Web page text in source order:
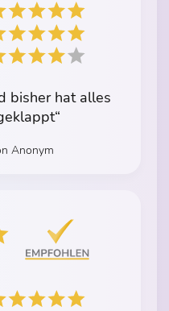
bisher hat alles
Anonym